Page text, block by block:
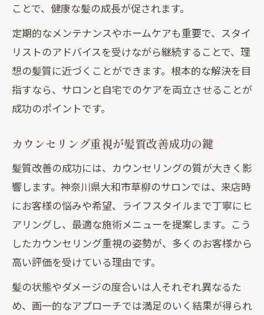
ことで、健康な髪の成長が促されます。
定期的なメンテナンスやホームケアも重要で、スタイ
リストのアドバイスを受けながら継続することで、理
想の髪質に近づくことができます。根本的な解決を目
指すなら、サロンと自宅でのケアを両立させることが
成功のポイントです。
カウンセリング重視が髪質改善成功の鍵
髪質改善の成功には、カウンセリングの質が大きく影
響します。神奈川県大和市草柳のサロンでは、来店時
にお客様の悩みや希望、ライフスタイルまで丁寧にヒ
アリングし、最適な施術メニューを提案します。こう
したカウンセリング重視の姿勢が、多くのお客様から
高い評価を受けている理由です。
髪の状態やダメージの度合いは人それぞれ異なるた
め、画一的なアプローチでは満足のいく結果が得られ